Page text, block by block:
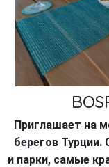
Приглашает на
берегов
и парки, самые